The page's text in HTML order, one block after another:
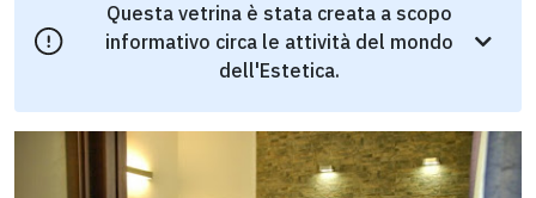
Questa vetrina è stata creata a scopo
informativo circa le attività del mondo
dell'Estetica.